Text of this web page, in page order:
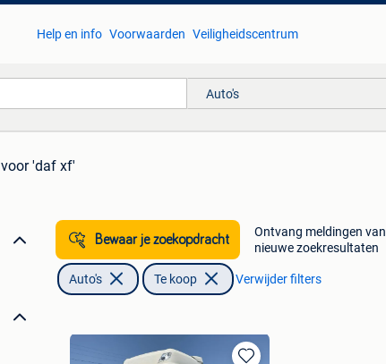
Help en info Voorwaarden Veiligheidscentrum
Auto's
voor 'daf xf'
Bewaar je zoekopdracht
Ontvang meldingen van
nieuwe zoekresultaten
Auto's Te koop Verwijder filters